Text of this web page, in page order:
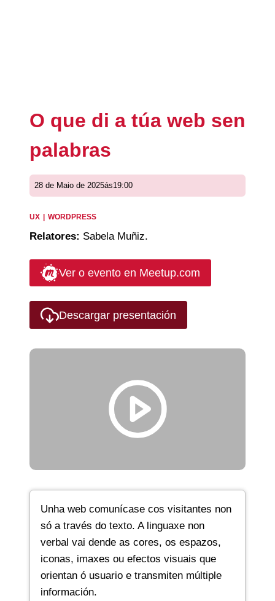
O que di a túa web sen
palabras
28 de Maio de 2025ás19:00
UX WORDPRESS
Relatores: Sabela Muñiz.
Ver o evento en Meetup.com
Descargar presentación
Unha web comunícase cos visitantes non
só a través do texto. A linguaxe non
verbal vai dende as cores, os espazos,
iconas, imaxes ou efectos visuais que
orientan ó usuario e transmiten múltiple
información.